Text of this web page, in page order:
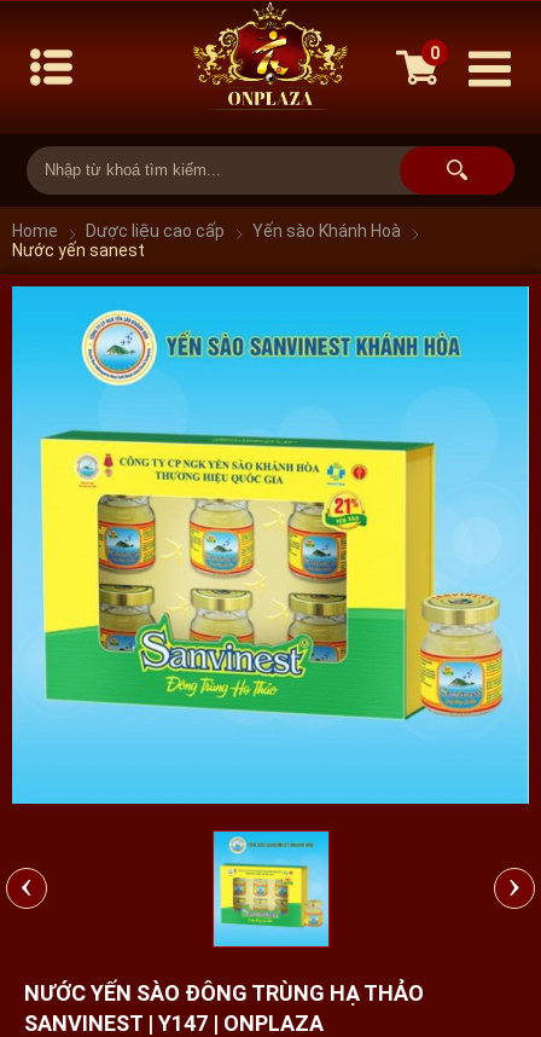
0
Home Dược liệu cao cấp
Yến sào Khánh Hoà
Nước yến sanest
‹ ›
NƯỚC YẾN SÀO ĐÔNG TRÙNG HẠ THẢO
SANVINEST | Y147 | ONPLAZA